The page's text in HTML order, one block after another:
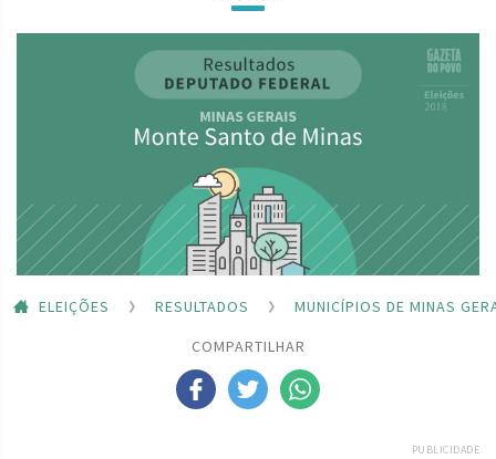
ELEIÇÕES RESULTADOS
MUNICÍPIOS DE MINAS
COMPARTILHAR
PUBLICIDADE